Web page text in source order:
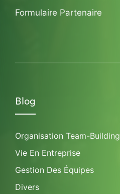
Formulaire Partenaire
Blog
Organisation Team-Building
Vie En Entreprise
Gestion Des Équipes
Divers